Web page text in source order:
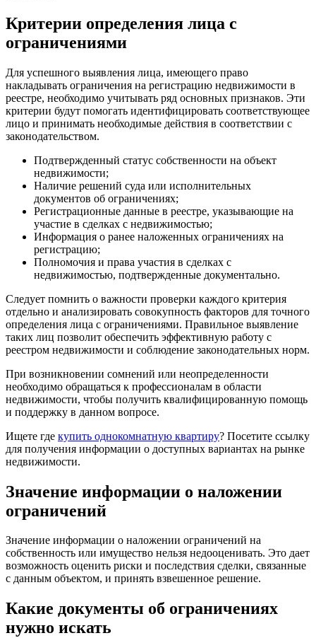
Критерии определения лица с
ограничениями
Для успешного выявления лица, имеющего право
накладывать ограничения на регистрацию недвижимости в
реестре, необходимо учитывать ряд основных признаков. Эти
критерии будут помогать идентифицировать соответствующее
лицо и принимать необходимые действия в соответствии с
законодательством.
Подтвержденный статус собственности на объект
недвижимости;
Наличие решений суда или исполнительных
документов об ограничениях;
Регистрационные данные в реестре, указывающие на
участие в сделках с недвижимостью;
Информация о ранее наложенных ограничениях на
регистрацию;
Полномочия и права участия в сделках с
недвижимостью, подтвержденные документально.
Следует помнить о важности проверки каждого критерия
отдельно и анализировать совокупность факторов для точного
определения лица с ограничениями. Правильное выявление
таких лиц позволит обеспечить эффективную работу с
реестром недвижимости и соблюдение законодательных норм.
При возникновении сомнений или неопределенности
необходимо обращаться к профессионалам в области
недвижимости, чтобы получить квалифицированную помощь
и поддержку в данном вопросе.
Ищете где купить однокомнатную квартиру? Посетите ссылку
для получения информации о доступных вариантах на рынке
недвижимости.
Значение информации о наложении
ограничений
Значение информации о наложении ограничений на
собственность или имущество нельзя недооценивать. Это дает
возможность оценить риски и последствия сделки, связанные
с данным объектом, и принять взвешенное решение.
Какие документы об ограничениях
нужно искать